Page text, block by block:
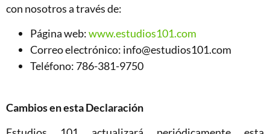
con nosotros a través de:
Página web:www.estudios101.com
Correo electrónico: info@estudios101.com
Teléfono: 786-381-9750
Cambios en esta Declaración